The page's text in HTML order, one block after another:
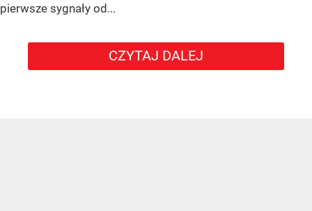
pierwsze sygnały od...
CZYTAJ DALEJ